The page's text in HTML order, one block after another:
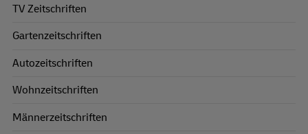
TV Zeitschriften
Gartenzeitschriften
Autozeitschriften
Wohnzeitschriften
Männerzeitschriften